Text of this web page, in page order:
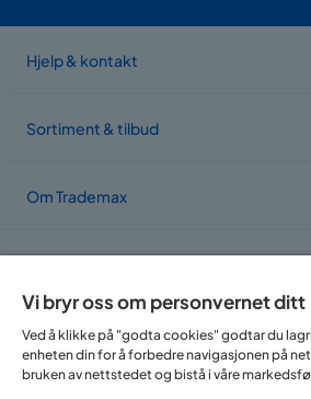
Hjelp & kontakt
Sortiment & tilbud
Om Trademax
Vi bryr oss om personvernet ditt
Ved å klikke på "godta cookies" godtar du
enheten din for å forbedre navigasjonen på
bruken av nettstedet og bistå i våre